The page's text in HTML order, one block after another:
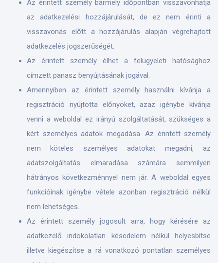
Az érintett személy bármely időpontban visszavonhatja
az adatkezelési hozzájárulását, de ez nem érinti a
visszavonás előtt a hozzájárulás alapján végrehajtott
adatkezelés jogszerűségét.
Az érintett személy élhet a felügyeleti hatósághoz
címzett panasz benyújtásának jogával.
Amennyiben az érintett személy használni kívánja a
regisztráció nyújtotta előnyöket, azaz igénybe kívánja
venni a weboldal ez irányú szolgáltatását, szükséges a
kért személyes adatok megadása. Az érintett személy
nem köteles személyes adatokat megadni, az
adatszolgáltatás elmaradása számára semmilyen
hátrányos következménnyel nem jár. A weboldal egyes
funkcióinak igénybe vétele azonban regisztráció nélkül
nem lehetséges.
Az érintett személy jogosult arra, hogy kérésére az
adatkezelő indokolatlan késedelem nélkül helyesbítse
illetve kiegészítse a rá vonatkozó pontatlan személyes